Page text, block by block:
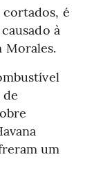
é
à
Morales.
um